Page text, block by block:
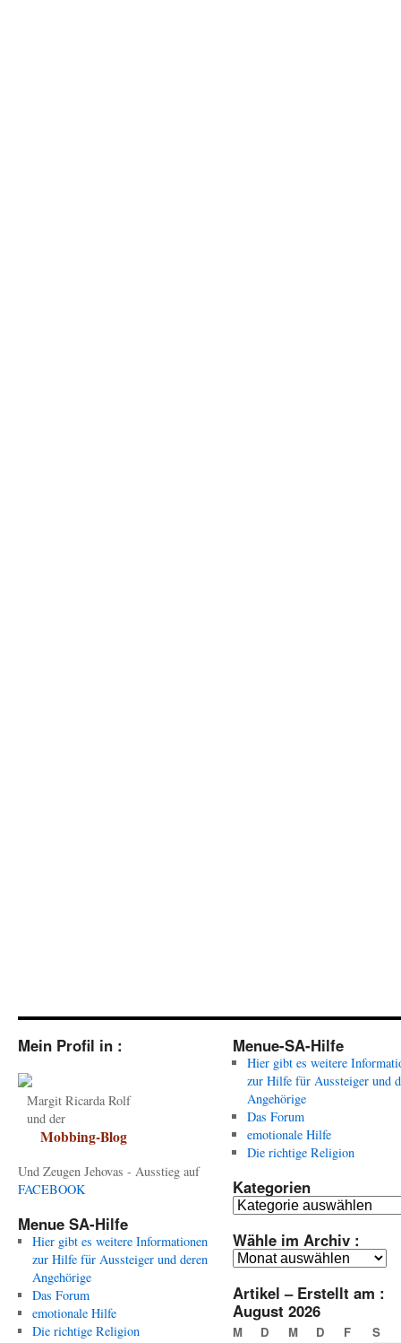
Mein Profil in :
Margit Ricarda Rolf
und der
Mobbing-Blog
Und Zeugen Jehovas - Ausstieg auf
FACEBOOK
Menue SA-Hilfe
Hier gibt es weitere Informationen
zur Hilfe für Aussteiger und deren
Angehörige
Das Forum
emotionale Hilfe
Die richtige Religion
Menue-SA-Hilfe
Hier gibt es weitere
zur Hilfe für Aussteiger und
Angehörige
Das Forum
emotionale Hilfe
Die richtige Religion
Kategorien
Kategorien
Wähle im Archiv :
Wähle
Archiv
:
Artikel – Erstellt am :
August 2026
M D M D F S